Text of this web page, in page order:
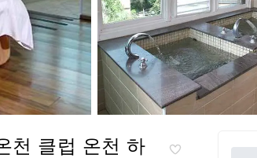
천 클럽 온천 하